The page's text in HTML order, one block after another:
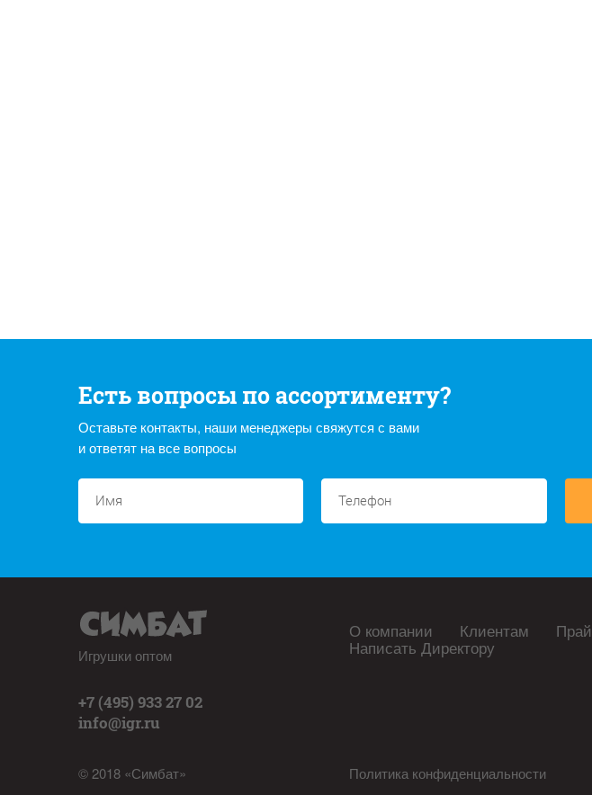
Есть вопросы по ассортименту?
Оставьте контакты, наши менеджеры свяжутся с вами
и ответят на все вопросы
Игрушки оптом
+7 (495) 933 27 02
info@igr.ru
© 2018 «Симбат»
О компании Клиентам
Написать Директору
Политика конфиденциальности